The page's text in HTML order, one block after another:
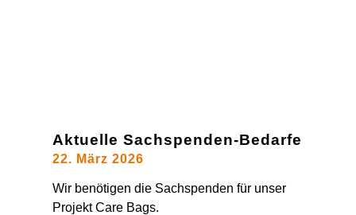
Aktuelle Sachspenden-Bedarfe
22. März 2026
Wir benötigen die Sachspenden für unser
Projekt Care Bags.